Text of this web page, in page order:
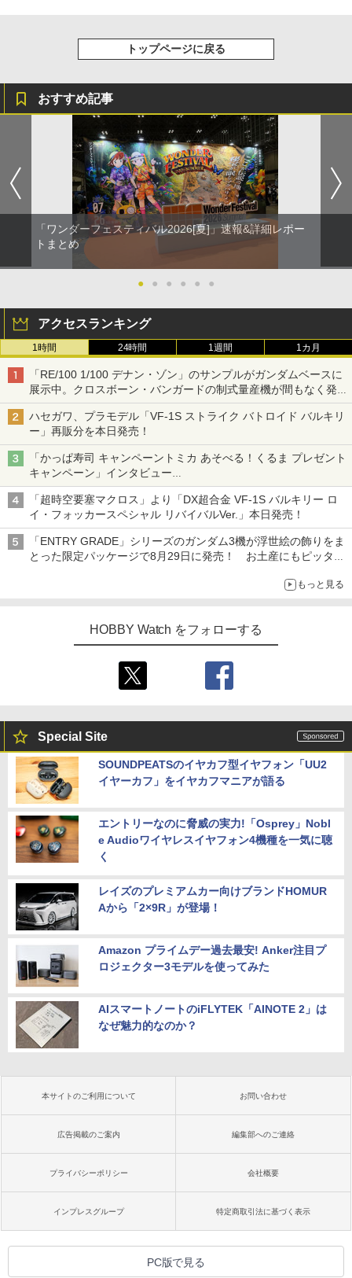
トップページに戻る
おすすめ記事
「ワンダーフェスティバル2026[夏]」速報&詳細レポー
トまとめ
● ● ● ● ● ●
アクセスランキング
1時間 24時間 1週間 1カ月
「RE/100 1/100 デナン・ゾン」のサンプルがガンダムベースに
展示中。クロスボーン・バンガードの制式量産機が間もなく発送
【ガンダムベース撮り下ろし】
ハセガワ、プラモデル「VF-1S ストライク バトロイド バルキリ
ー」再販分を本日発売！
「かっぱ寿司 キャンペーントミカ あそべる！くるま プレゼント
キャンペーン」インタビュー
子どもが楽しめるかっぱ寿司ならではの体験とコラボの楽しさを
追求
「超時空要塞マクロス」より「DX超合金 VF-1S バルキリー ロ
イ・フォッカースペシャル リバイバルVer.」本日発売！
「ENTRY GRADE」シリーズのガンダム3機が浮世絵の飾りをま
とった限定パッケージで8月29日に発売！ お土産にもピッタ
もっと見る
HOBBY Watch をフォローする
Special Site
SOUNDPEATSのイヤカフ型イヤフォン「UU2
イヤーカフ」をイヤカフマニアが語る
エントリーなのに脅威の実力!「Osprey」Nobl
e Audioワイヤレスイヤフォン4機種を一気に聴
く
レイズのプレミアムカー向けブランドHOMUR
Aから「2×9R」が登場！
Amazon プライムデー過去最安! Anker注目プ
ロジェクター3モデルを使ってみた
AIスマートノートのiFLYTEK「AINOTE 2」は
なぜ魅力的なのか？
本サイトのご利用について お問い合わせ
広告掲載のご案内 編集部へのご連絡
プライバシーポリシー 会社概要
インプレスグループ 特定商取引法に基づく表示
PC版で見る